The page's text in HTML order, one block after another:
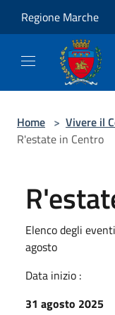
Regione Marche
Home > Vivere il
R'estate in Centro
Elenco degli
agosto
Data inizio :
31 agosto 2025